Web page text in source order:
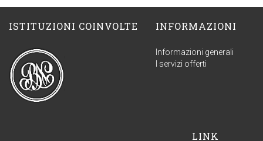
ISTITUZIONI COINVOLTE INFORMAZIONI
Informazioni generali
I servizi offerti
LINK